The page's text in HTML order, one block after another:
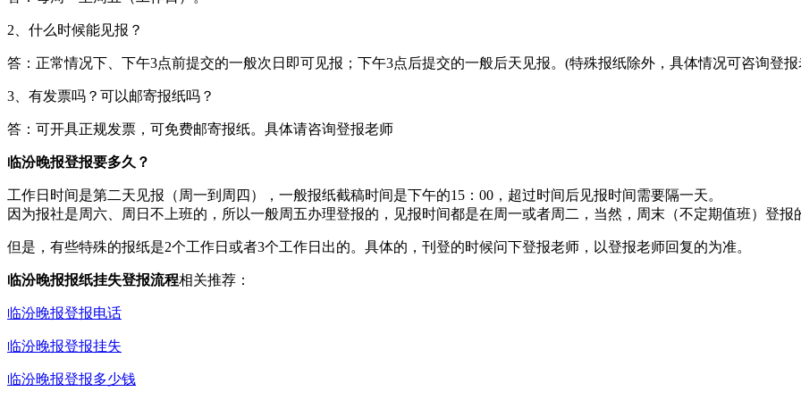
2、什么时候能见报？
答：正常情况下、下午3点前提交的一般次日即可见报；下午3点后提交的一般后天见报。(特殊报纸除外，具体情况可咨询登
3、有发票吗？可以邮寄报纸吗？
答：可开具正规发票，可免费邮寄报纸。具体请咨询登报老师
临汾晚报登报要多久？
工作日时间是第二天见报（周一到周四），一般报纸截稿时间是下午的15：00，超过时间后见报时间需要隔一天。
因为报社是周六、周日不上班的，所以一般周五办理登报的，见报时间都是在周一或者周二，当然，周末（不定期值班）登
但是，有些特殊的报纸是2个工作日或者3个工作日出的。具体的，刊登的时候问下登报老师，以登报老师回复的为准。
临汾晚报报纸挂失登报流程相关推荐：
临汾晚报登报电话
临汾晚报登报挂失
临汾晚报登报多少钱